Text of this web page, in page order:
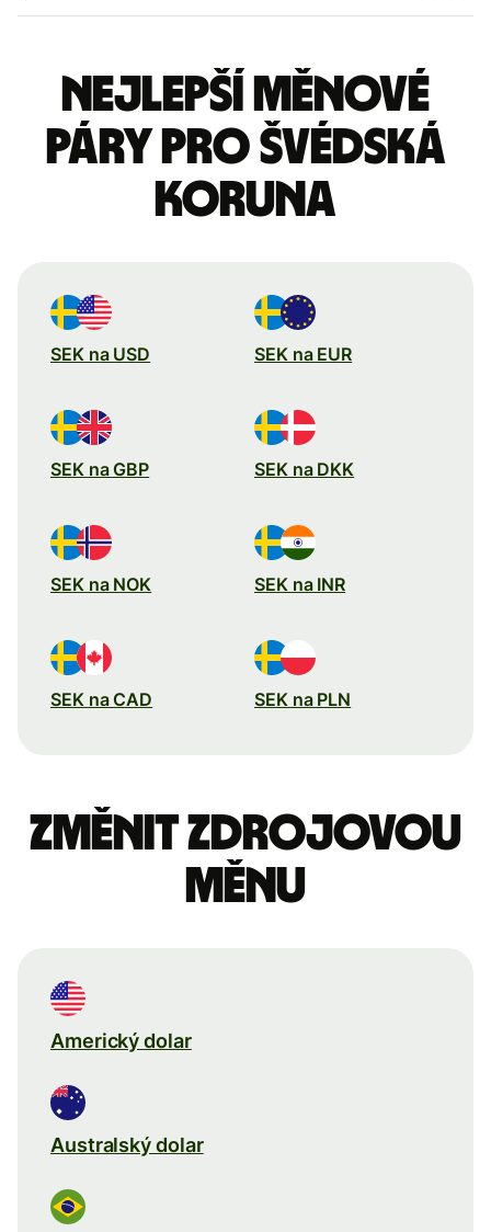
Nejlepší měnové
páry pro švédská
koruna
SEK na USD SEK na EUR
SEK na GBP SEK na DKK
SEK na NOK SEK na INR
SEK na CAD SEK na PLN
Změnit zdrojovou
měnu
Americký dolar
Australský dolar